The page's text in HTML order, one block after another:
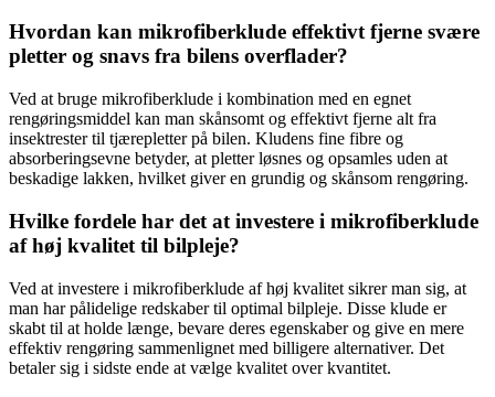
Hvordan kan mikrofiberklude effektivt fjerne svære
pletter og snavs fra bilens overflader?
Ved at bruge mikrofiberklude i kombination med en egnet
rengøringsmiddel kan man skånsomt og effektivt fjerne alt fra
insektrester til tjærepletter på bilen. Kludens fine fibre og
absorberingsevne betyder, at pletter løsnes og opsamles uden at
beskadige lakken, hvilket giver en grundig og skånsom rengøring.
Hvilke fordele har det at investere i mikrofiberklude
af høj kvalitet til bilpleje?
Ved at investere i mikrofiberklude af høj kvalitet sikrer man sig, at
man har pålidelige redskaber til optimal bilpleje. Disse klude er
skabt til at holde længe, bevare deres egenskaber og give en mere
effektiv rengøring sammenlignet med billigere alternativer. Det
betaler sig i sidste ende at vælge kvalitet over kvantitet.